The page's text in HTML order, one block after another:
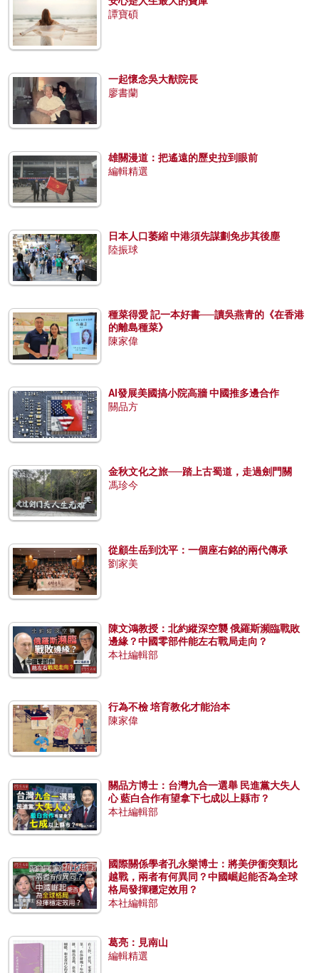
譚寶碩
一起懷念吳大猷院長
廖書蘭
雄關漫道：把遙遠的歷史拉到眼前
編輯精選
日本人口萎縮 中港須先謀劃免步其後塵
陸振球
種菜得愛 記一本好書──讀吳燕青的《在香港
的離島種菜》
陳家偉
AI發展美國搞小院高牆 中國推多邊合作
關品方
金秋文化之旅──踏上古蜀道，走過劍門關
馮珍今
從顧生岳到沈平：一個座右銘的兩代傳承
劉家美
陳文鴻教授：北約縱深空襲 俄羅斯瀕臨戰敗
邊緣？中國零部件能左右戰局走向？
本社編輯部
行為不檢 培育教化才能治本
陳家偉
關品方博士：台灣九合一選舉 民進黨大失人
心 藍白合作有望拿下七成以上縣市？
本社編輯部
國際關係學者孔永樂博士：將美伊衝突類比
越戰，兩者有何異同？中國崛起能否為全球
格局發揮穩定效用？
本社編輯部
葛亮：見南山
編輯精選